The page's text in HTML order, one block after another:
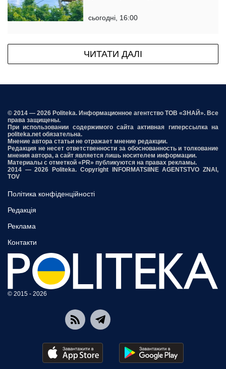
сьогодні, 16:00
ЧИТАТИ ДАЛІ
© 2014 — 2026 Politeka. Информационное агентство ТОВ «ЗНАЙ». Все
права защищены.
При использовании содержимого сайта активная гиперссылка на
politeka.net обязательна.
Мнение автора статьи не отражает мнение редакции.
Редакция не несет ответственности за обоснованность и толкование
мнения автора, а сайт является лишь носителем информации.
Материалы с отметкой «PR» публикуются на правах рекламы.
2014 — 2026 Politeka. Copyright INFORMATSIINE AGENTSTVO ZNAI,
TOV
Політика конфіденційності
Редакція
Реклама
Контакти
© 2015 - 2026